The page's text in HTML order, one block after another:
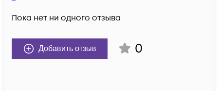
Пока нет ни одного отзыва
Добавить отзыв 0